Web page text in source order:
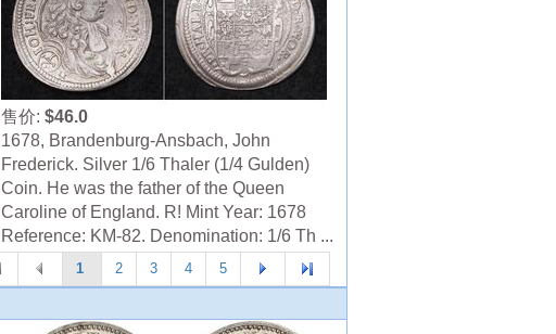
售价: $46.0
1678, Brandenburg-Ansbach, John
Frederick. Silver 1/6 Thaler (1/4 Gulden)
Coin. He was the father of the Queen
Caroline of England. R! Mint Year: 1678
Reference: KM-82. Denomination: 1/6 Th ...
1 2 3 4 5